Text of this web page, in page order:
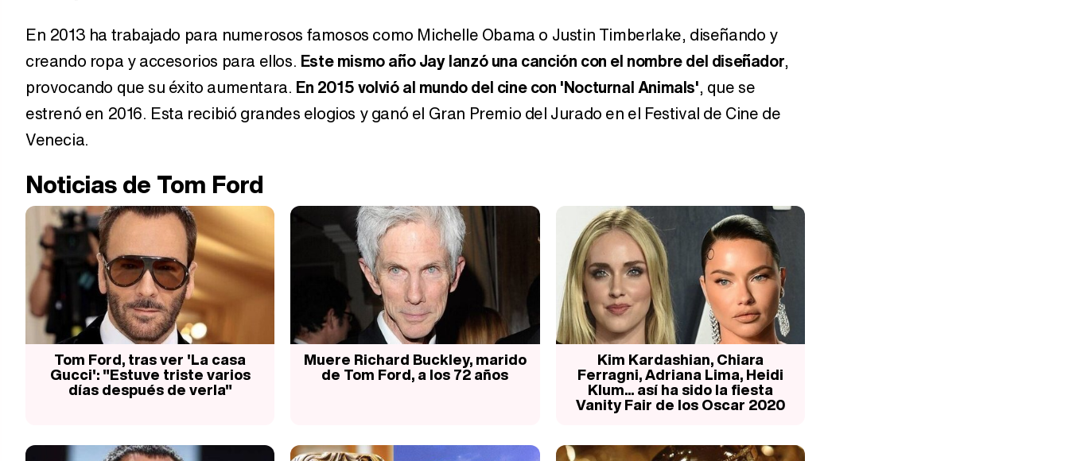
En 2013 ha trabajado para numerosos famosos como Michelle Obama o Justin Timberlake, diseñando y
creando ropa y accesorios para ellos. Este mismo año Jay lanzó una canción con el nombre del diseñador,
provocando que su éxito aumentara. En 2015 volvió al mundo del cine con 'Nocturnal Animals', que se
estrenó en 2016. Esta recibió grandes elogios y ganó el Gran Premio del Jurado en el Festival de Cine de
Venecia.
Noticias de Tom Ford
Tom Ford, tras ver 'La casa
Gucci': "Estuve triste varios
días después de verla"
Muere Richard Buckley, marido
de Tom Ford, a los 72 años
Kim Kardashian, Chiara
Ferragni, Adriana Lima, Heidi
Klum... así ha sido la fiesta
Vanity Fair de los Oscar 2020